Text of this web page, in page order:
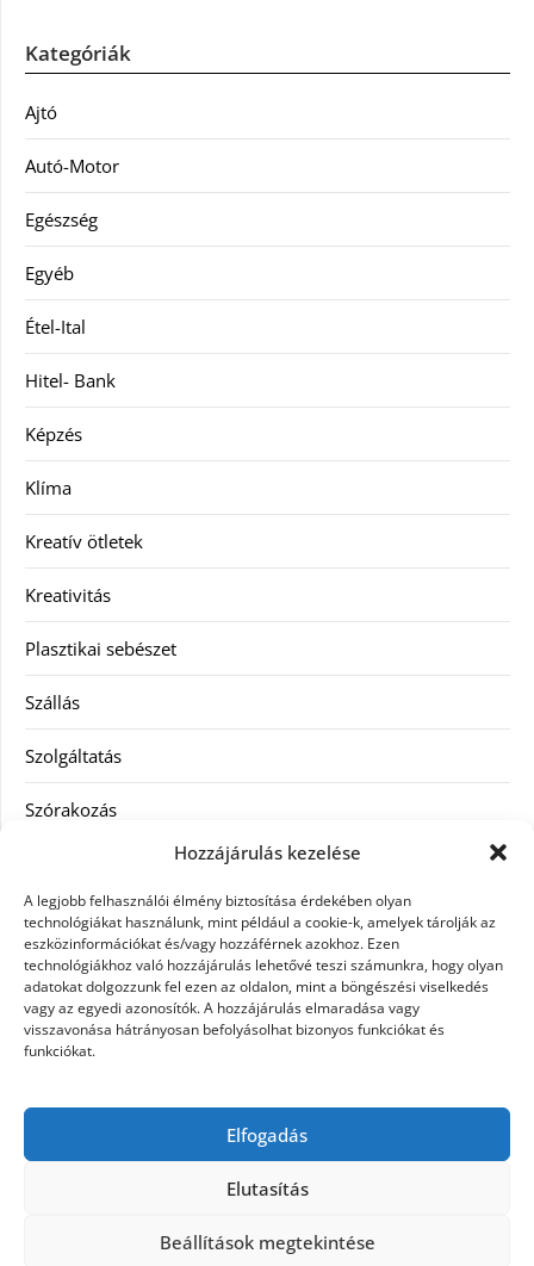
Hozzájárulás kezelése
A legjobb felhasználói élmény biztosítása érdekében olyan
technológiákat használunk, mint például a cookie-k, amelyek tárolják az
eszközinformációkat és/vagy hozzáférnek azokhoz. Ezen
technológiákhoz való hozzájárulás lehetővé teszi számunkra, hogy olyan
adatokat dolgozzunk fel ezen az oldalon, mint a böngészési viselkedés
vagy az egyedi azonosítók. A hozzájárulás elmaradása vagy
visszavonása hátrányosan befolyásolhat bizonyos funkciókat és
funkciókat.
Elfogadás
Elutasítás
Beállítások megtekintése
Kategóriák
Ajtó
Autó-Motor
Egészség
Egyéb
Étel-Ital
Hitel- Bank
Képzés
Klíma
Kreatív ötletek
Kreativitás
Plasztikai sebészet
Szállás
Szolgáltatás
Szórakozás
Vásárlás
Víztisztítás
Webáruház
hátfájás kezelése műkörmös eszközök szemészeti betegségek